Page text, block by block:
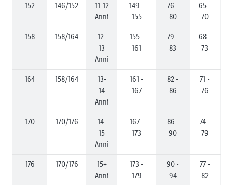
152 146/152
11-12
Anni
149 -
155
76 -
80
65 -
70
158 158/164
12-
13
Anni
155 -
161
79 -
83
68 -
73
164 158/164
13-
14
Anni
161 -
167
82 -
86
71 -
76
170 170/176
14-
15
Anni
167 -
173
86 -
90
74 -
79
176 170/176
15+
Anni
173 -
179
90 -
94
77 -
82